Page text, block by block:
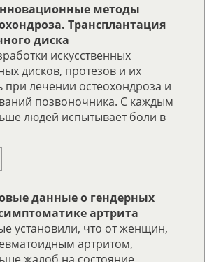
методы
Трансплантация
диска
искусственных
дисков, протезов и их
при лечении остеохондроза и
позвоночника. С каждым
людей испытывает боли в
данные о гендерных
артрита
установили, что от женщин,
артритом,
жалоб на состояние